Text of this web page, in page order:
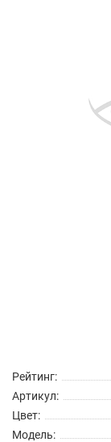
Рейтинг:
Артикул:
Цвет:
Модель: